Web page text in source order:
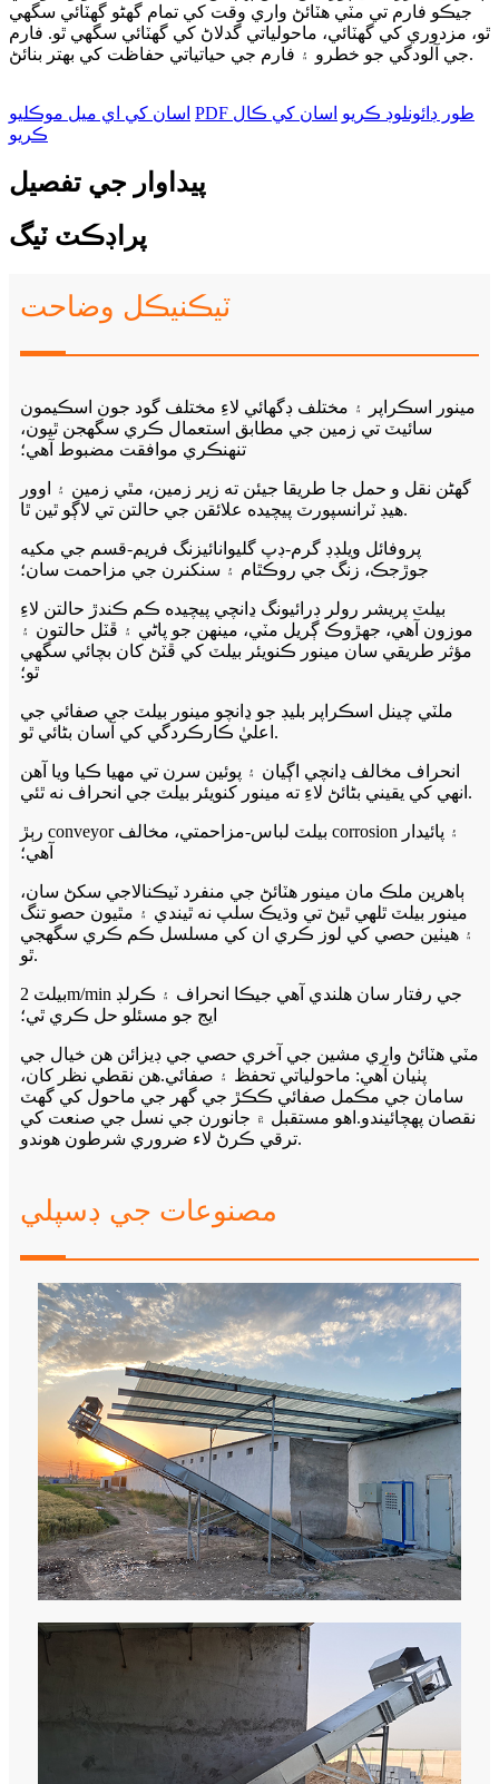
جيڪو فارم تي مٽي هٽائڻ واري وقت کي تمام گهڻو گهٽائي سگهي
ٿو، مزدوري کي گهٽائي، ماحولياتي گدلاڻ کي گهٽائي سگهي ٿو. فارم
جي آلودگي جو خطرو ۽ فارم جي حياتياتي حفاظت کي بهتر بنائڻ.
اسان کي اي ميل موڪليو PDF طور ڊائونلوڊ ڪريو اسان کي ڪال
ڪريو
پيداوار جي تفصيل
پراڊڪٽ ٽيگ
ٽيڪنيڪل وضاحت
مينور اسڪراپر ۽ مختلف ڊگھائي لاءِ مختلف گود جون اسڪيمون
سائيٽ تي زمين جي مطابق استعمال ڪري سگهجن ٿيون،
تنهنڪري موافقت مضبوط آهي؛
گھڻن نقل و حمل جا طريقا جيئن ته زير زمين، مٿي زمين ۽ اوور
هيڊ ٽرانسپورٽ پيچيده علائقن جي حالتن تي لاڳو ٿين ٿا.
پروفائل ويلڊڊ گرم-ڊپ گليوانائيزنگ فريم-قسم جي مکيه
جوڙجڪ، زنگ جي روڪٿام ۽ سنکنرن جي مزاحمت سان؛
بيلٽ پريشر رولر ڊرائيونگ ڍانچي پيچيده ڪم ڪندڙ حالتن لاءِ
موزون آهي، جهڙوڪ ڳريل مٽي، مينهن جو پاڻي ۽ ڦٽل حالتون ۽
مؤثر طريقي سان مينور ڪنويئر بيلٽ کي ڦٽڻ کان بچائي سگهي
ٿو؛
ملٽي چينل اسڪراپر بليڊ جو ڍانچو مينور بيلٽ جي صفائي جي
اعليٰ ڪارڪردگي کي آسان بڻائي ٿو.
انحراف مخالف ڍانچي اڳيان ۽ پوئين سرن تي مهيا ڪيا ويا آهن
انهي کي يقيني بڻائڻ لاءِ ته مينور کنويئر بيلٽ جي انحراف نه ٿئي.
رٻڙ conveyor بيلٽ لباس-مزاحمتي، مخالف corrosion ۽ پائيدار
آهي؛
ٻاهرين ملڪ مان مينور هٽائڻ جي منفرد ٽيڪنالاجي سکڻ سان،
مينور بيلٽ ٿلهي ٿيڻ تي وڌيڪ سلپ نه ٿيندي ۽ مٿيون حصو تنگ
۽ هيٺين حصي کي لوز ڪري ان کي مسلسل ڪم ڪري سگهجي
ٿو.
بيلٽ 2m/min جي رفتار سان هلندي آهي جيڪا انحراف ۽ ڪرلڊ
ايج جو مسئلو حل ڪري ٿي؛
مٽي هٽائڻ واري مشين جي آخري حصي جي ڊيزائن هن خيال جي
پٺيان آهي: ماحولياتي تحفظ ۽ صفائي.هن نقطي نظر کان،
سامان جي مڪمل صفائي ڪڪڙ جي گهر جي ماحول کي گهٽ
نقصان پهچائيندو.اهو مستقبل ۾ جانورن جي نسل جي صنعت کي
ترقي ڪرڻ لاء ضروري شرطون هوندو.
مصنوعات جي ڊسپلي